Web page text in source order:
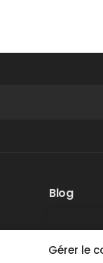
Gérer le
Blog